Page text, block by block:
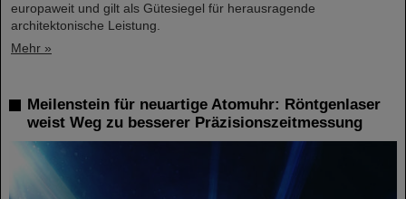
europaweit und gilt als Gütesiegel für herausragende
architektonische Leistung.
Mehr »
Meilenstein für neuartige Atomuhr: Röntgenlaser
weist Weg zu besserer Präzisionszeitmessung